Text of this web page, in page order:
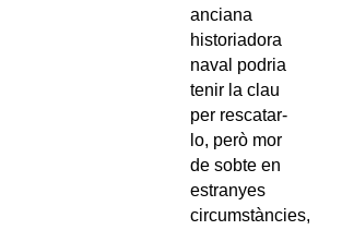
anciana
historiadora
naval podria
tenir la clau
per rescatar-
lo, però mor
de sobte en
estranyes
circumstàncies,